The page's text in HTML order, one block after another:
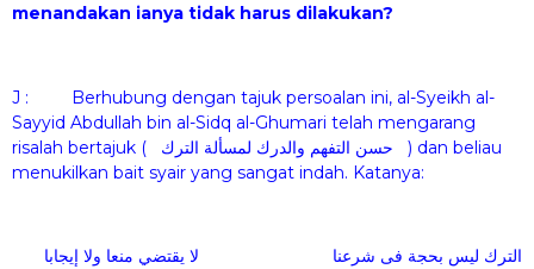
menandakan ianya tidak harus dilakukan?
J : Berhubung dengan tajuk persoalan ini, al-Syeikh al-
Sayyid Abdullah bin al-Sidq al-Ghumari telah mengarang
risalah bertajuk ( حسن التفهم والدرك لمسألة الترك ) dan beliau
menukilkan bait syair yang sangat indah. Katanya:
الترك ليس بحجة فى شرعنا لا يقتضي منعا ولا إيجابا